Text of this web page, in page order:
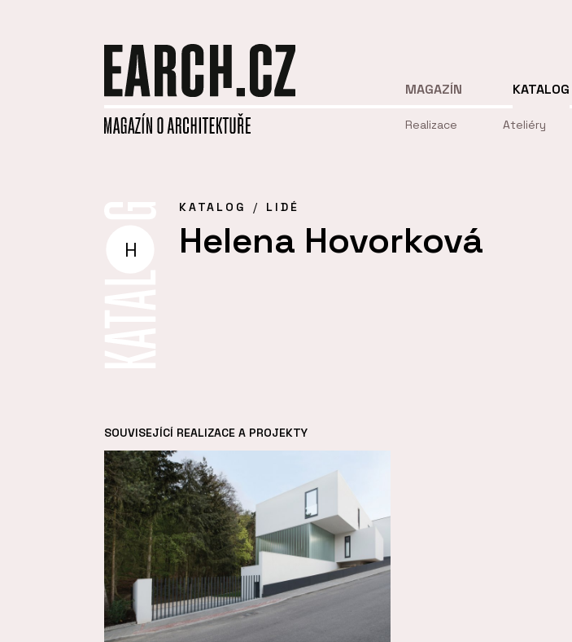
MAGAZÍN KATALOG
Realizace Ateliéry
H
KATALOG LIDÉ
Helena Hovorková
SOUVISEJÍCÍ REALIZACE A PROJEKTY